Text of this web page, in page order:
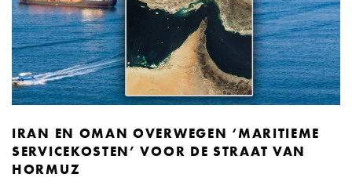
IRAN EN OMAN OVERWEGEN ‘MARITIEME
SERVICEKOSTEN’ VOOR DE STRAAT VAN
HORMUZ